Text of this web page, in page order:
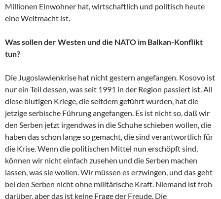
Millionen Einwohner hat, wirtschaftlich und politisch heute
eine Weltmacht ist.
Was sollen der Westen und die NATO im Balkan-Konflikt
tun?
Die Jugoslawienkrise hat nicht gestern angefangen. Kosovo ist
nur ein Teil dessen, was seit 1991 in der Region passiert ist. All
diese blutigen Kriege, die seitdem geführt wurden, hat die
jetzige serbische Führung angefangen. Es ist nicht so, daß wir
den Serben jetzt irgendwas in die Schuhe schieben wollen, die
haben das schon lange so gemacht, die sind verantwortlich für
die Krise. Wenn die politischen Mittel nun erschöpft sind,
können wir nicht einfach zusehen und die Serben machen
lassen, was sie wollen. Wir müssen es erzwingen, und das geht
bei den Serben nicht ohne militärische Kraft. Niemand ist froh
darüber, aber das ist keine Frage der Freude. Die